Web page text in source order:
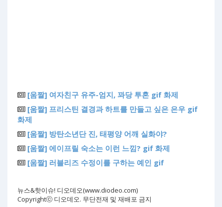
[움짤] 여자친구 유주-엄지, 꽈당 투혼 gif 화제
[움짤] 프리스틴 결경과 하트를 만들고 싶은 은우 gif
화제
[움짤] 방탄소년단 진, 태평양 어깨 실화야?
[움짤] 에이프릴 숙소는 이런 느낌? gif 화제
[움짤] 러블리즈 수정이를 구하는 예인 gif
뉴스&핫이슈! 디오데오(www.diodeo.com)
Copyrightⓒ 디오데오. 무단전재 및 재배포 금지